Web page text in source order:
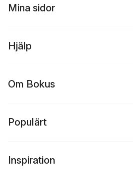
Mina sidor
Hjälp
Om Bokus
Populärt
Inspiration